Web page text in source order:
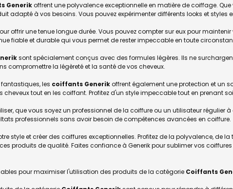
Generikoffrent une polyvalence exceptionnelle en matière de coiffage.
adapté à vos besoins. Vous pouvez expérimenter différents looks et styles
offrir une tenue longue durée. Vous pouvez compter sur eux pour
fiable et durable qui vous permet de rester impeccable en toute
sont spécialement conçus avec des formules légères. Ils ne
compromettre la légèreté et la santé de vos cheveux.
fantastiques, les coiffants Generikoffrent également une protection et un
tout en les coiffant. Profitez d'un style impeccable tout en prenant
que vous soyez un professionnel de la coiffure ou un utilisateur régulier
professionnels sans avoir besoin de compétences avancées en coiffure.
style et créer des coiffures exceptionnelles. Profitez de la polyvalence, de
produits de qualité. Faites confiance à Generik pour sublimer vos
pour maximiser l'utilisation des produits de la catégorie Coiffants